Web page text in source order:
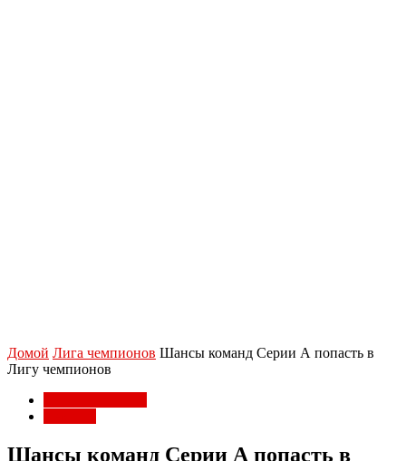
Домой Лига чемпионов Шансы команд Серии А попасть в
Лигу чемпионов
Шансы команд Серии А попасть в